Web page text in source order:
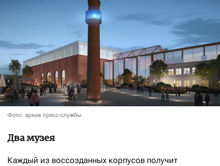
Фото: архив пресс-службы
Два музея
Каждый из воссозданных корпусов получит